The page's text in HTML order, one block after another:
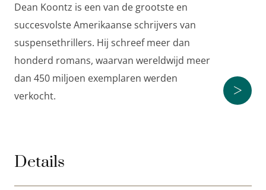
coronavirus?’
Daily Mail
‘Dean Koontz is niet alleen de grootmeester van
onze zwartste dromen, maar ook een literair
jongleur.’
Dean Koontz is een van de grootste en
succesvolste Amerikaanse schrijvers van
suspensethrillers. Hij schreef meer dan
honderd romans, waarvan wereldwijd meer
dan 450 miljoen exemplaren werden
verkocht.
>
Details